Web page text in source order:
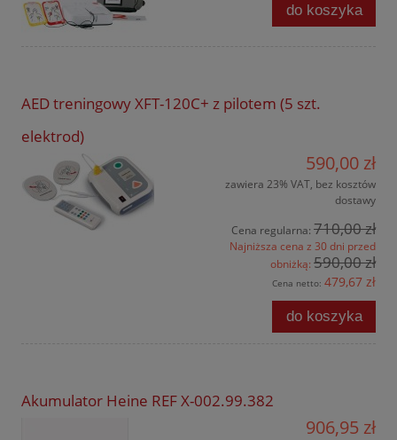
do koszyka
AED treningowy XFT-120C+ z pilotem (5 szt.
elektrod)
590,00 zł
zawiera 23% VAT, bez kosztów
dostawy
Cena regularna: 710,00 zł
Najniższa cena z 30 dni przed
obniżką: 590,00 zł
Cena netto: 479,67 zł
do koszyka
Akumulator Heine REF X-002.99.382
906,95 zł